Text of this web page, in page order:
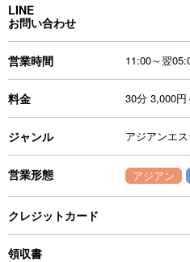
LINE
お問い合わせ
営業時間 11:00～翌
料金 30分 3,000円
ジャンル アジアンエ
営業形態 アジアン
クレジットカード
領収書